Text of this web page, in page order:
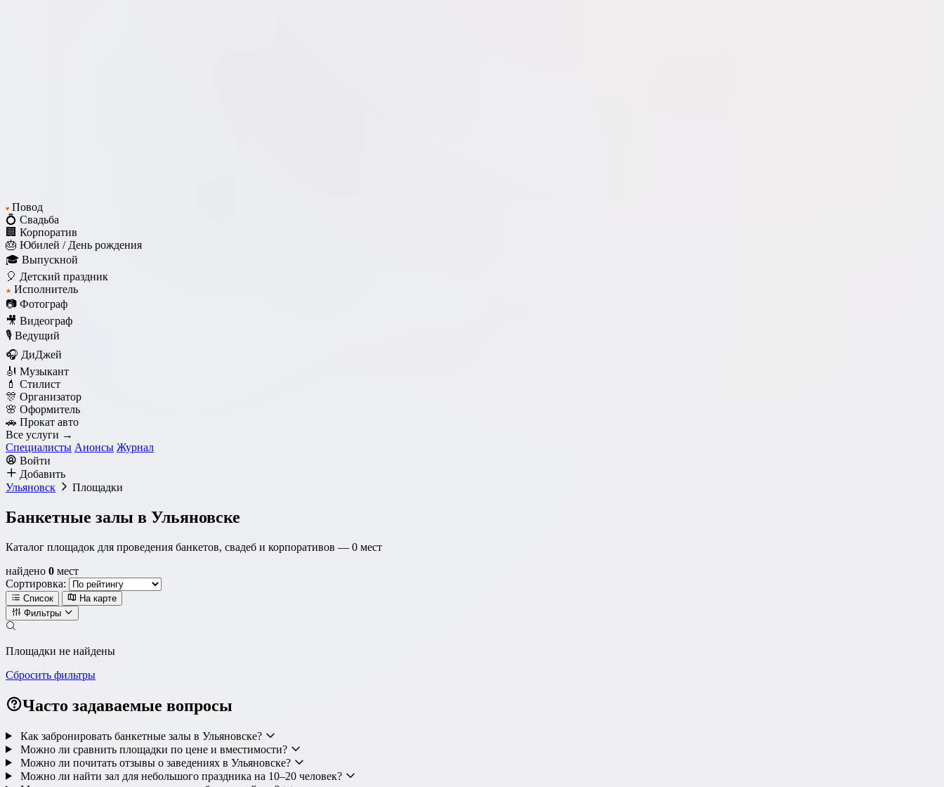
♥ Повод
💍 Свадьба
🏢 Корпоратив
🎂 Юбилей / День рождения
🎓 Выпускной
🎈 Детский праздник
★ Исполнитель
📷 Фотограф
🎥 Видеограф
🎙️ Ведущий
🎧 ДиДжей
🎻 Музыкант
💄 Стилист
🎊 Организатор
🌸 Оформитель
🚗 Прокат авто
Все услуги →
Специалисты Анонсы Журнал
Войти
Добавить
Ульяновск
Площадки
Банкетные залы в Ульяновске
Каталог площадок для проведения банкетов, свадеб и корпоративов — 0 мест
найдено 0 мест
Сортировка:
Список
На карте
Фильтры
Метро Район Округ
Тип площадки
Площадки не найдены
Сбросить фильтры
Часто задаваемые вопросы
Как забронировать банкетные залы в Ульяновске?
Можно ли сравнить площадки по цене и вместимости?
Можно ли почитать отзывы о заведениях в Ульяновске?
Можно ли найти зал для небольшого праздника на 10–20 человек?